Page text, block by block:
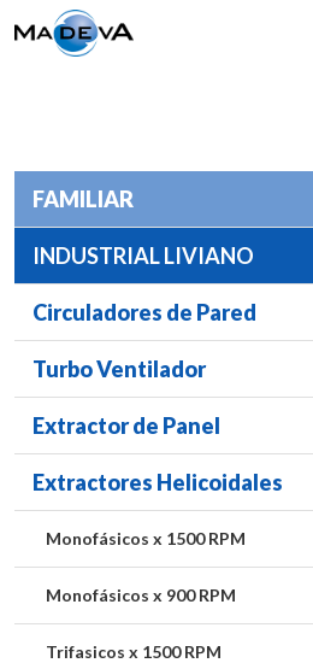
FAMILIAR
INDUSTRIAL LIVIANO
Circuladores de Pared
Turbo Ventilador
Extractor de Panel
Extractores Helicoidales
Monofásicos x 1500 RPM
Monofásicos x 900 RPM
Trifasicos x 1500 RPM